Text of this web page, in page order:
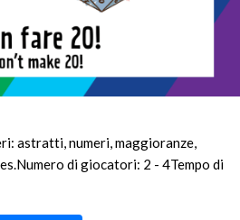
astratti, numeri, maggioranze,
di giocatori: 2 - 4Tempo di